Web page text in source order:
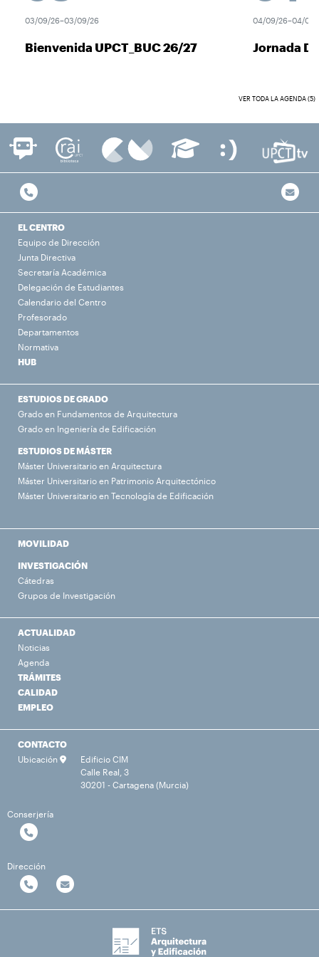
03/09/26–03/09/26
Bienvenida UPCT_BUC 26/27
04/09/26–04/09/
Jornada
VER TODA LA AGENDA (5)
EL CENTRO
Equipo de Dirección
Junta Directiva
Secretaría Académica
Delegación de Estudiantes
Calendario del Centro
Profesorado
Departamentos
Normativa
HUB
ESTUDIOS DE GRADO
Grado en Fundamentos de Arquitectura
Grado en Ingeniería de Edificación
ESTUDIOS DE MÁSTER
Máster Universitario en Arquitectura
Máster Universitario en Patrimonio Arquitectónico
Máster Universitario en Tecnología de Edificación
MOVILIDAD
INVESTIGACIÓN
Cátedras
Grupos de Investigación
ACTUALIDAD
Noticias
Agenda
TRÁMITES
CALIDAD
EMPLEO
CONTACTO
Ubicación
Edificio CIM
Calle Real, 3
30201 - Cartagena (Murcia)
Conserjería
Dirección